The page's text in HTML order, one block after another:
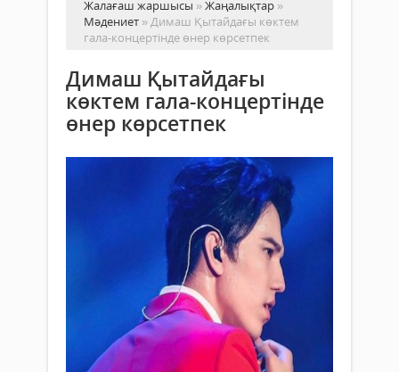
Жалағаш жаршысы »Жаңалықтар »
Мәдениет » Димаш Қытайдағы көктем
гала-концертінде өнер көрсетпек
Димаш Қытайдағы
көктем гала-концертінде
өнер көрсетпек